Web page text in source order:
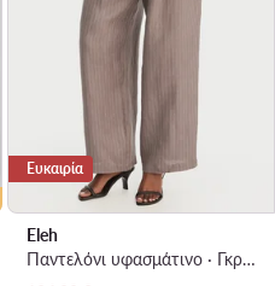
Ευκαιρία
Eleh
Παντελόνι υφασμάτινο · Γκρι · Oversize